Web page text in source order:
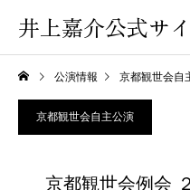
井上嘉介公式サ
公演情報 京都観世会自
京都観世会自主公演
京都観世会例会